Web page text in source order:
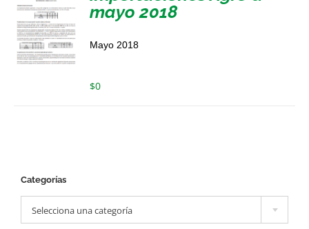
mayo 2018
Mayo 2018
$0
Categorías
Selecciona una categoría